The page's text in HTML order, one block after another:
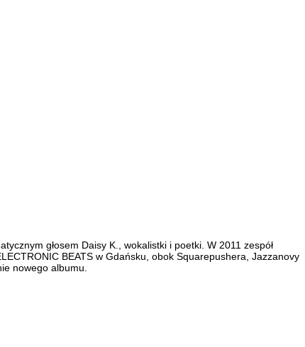
głosem Daisy K., wokalistki i poetki. W 2011 zespół
BEATS w Gdańsku, obok Squarepushera, Jazzanovy
nowego albumu.